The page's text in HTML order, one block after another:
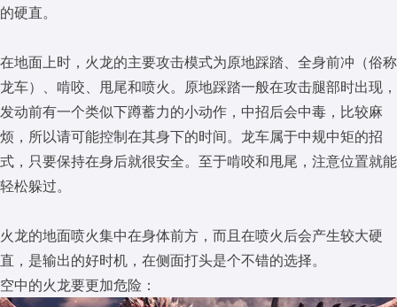
的硬直。
在地面上时，火龙的主要攻击模式为原地踩踏、全身前冲（俗称
龙车）、啃咬、甩尾和喷火。原地踩踏一般在攻击腿部时出现，
发动前有一个类似下蹲蓄力的小动作，中招后会中毒，比较麻
烦，所以请可能控制在其身下的时间。龙车属于中规中矩的招
式，只要保持在身后就很安全。至于啃咬和甩尾，注意位置就能
轻松躲过。
火龙的地面喷火集中在身体前方，而且在喷火后会产生较大硬
直，是输出的好时机，在侧面打头是个不错的选择。
空中的火龙要更加危险：